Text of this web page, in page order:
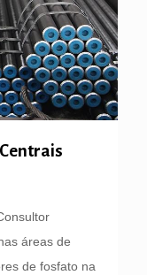
áreas de
de fosfato na